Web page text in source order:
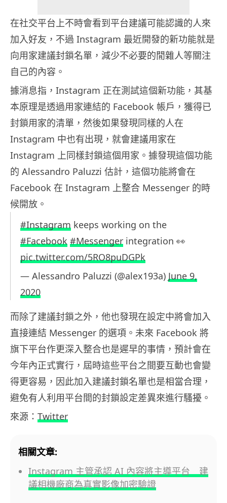
在社交平台上不時會看到平台建議可能認識的人來
加入好友，不過 Instagram 最近開發的新功能就是
向用家建議封鎖名單，減少不必要的閒雜人等關注
自己的內容。
據消息指，Instagram 正在測試這個新功能，其基
本原理是透過用家連結的 Facebook 帳戶，獲得已
封鎖用家的清單，然後如果發現同樣的人在
Instagram 中也有出現，就會建議用家在
Instagram 上同樣封鎖這個用家。據發現這個功能
的 Alessandro Paluzzi 估計，這個功能將會在
Facebook 在 Instagram 上整合 Messenger 的時
候開放。
#Instagram keeps working on the
#Facebook #Messenger integration 👀
pic.twitter.com/5RO8puDGPk
— Alessandro Paluzzi (@alex193a) June 9,
2020
而除了建議封鎖之外，他也發現在設定中將會加入
直接連結 Messenger 的選項。未來 Facebook 將
旗下平台作更深入整合也是遲早的事情，預計會在
今年內正式實行，屆時這些平台之間要互動也會變
得更容易，因此加入建議封鎖名單也是相當合理，
避免有人利用平台間的封鎖設定差異來進行騷擾。
來源： Twitter
相關文章:
Instagram 主管承認 AI 內容將主導平台 建
議相機廠商為真實影像加密驗證